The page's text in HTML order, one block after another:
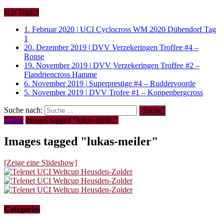
Hot Topics
1. Februar 2020 | UCI Cyclocross WM 2020 Dübendorf Tag
1
20. Dezember 2019 | DVV Verzekeringen Troffee #4 –
Ronse
19. November 2019 | DVV Verzekeringen Troffee #2 –
Flandriencross Hamme
6. November 2019 | Superprestige #4 – Ruddervoorde
5. November 2019 | DVV Trofee #1 – Koppenbergcross
Suche nach:
Home Images tagged "lukas-meiler"
Images tagged "lukas-meiler"
[Zeige eine Slideshow]
Categories